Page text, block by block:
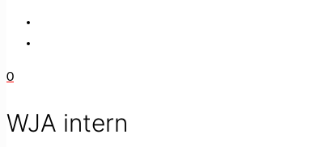
0
WJA intern